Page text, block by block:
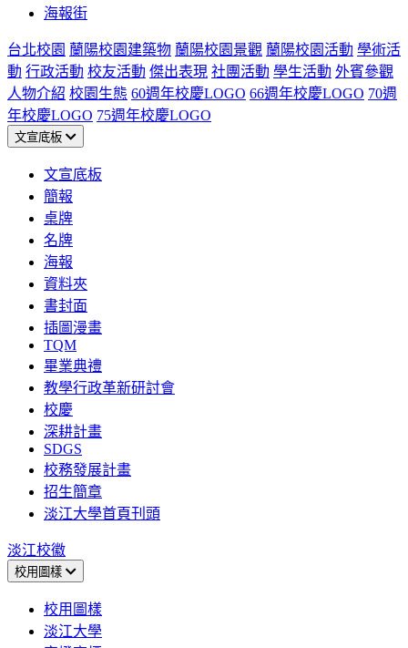
海報街
台北校園 蘭陽校園建築物 蘭陽校園景觀 蘭陽校園活動 學術活
動 行政活動 校友活動 傑出表現 社團活動 學生活動 外賓參觀
人物介紹 校園生態 60週年校慶LOGO 66週年校慶LOGO 70週
年校慶LOGO 75週年校慶LOGO
文宣底板
文宣底板
簡報
桌牌
名牌
海報
資料夾
書封面
插圖漫畫
TQM
畢業典禮
教學行政革新研討會
校慶
深耕計畫
SDGS
校務發展計畫
招生簡章
淡江大學首頁刊頭
淡江校徽
校用圖樣
校用圖樣
淡江大學